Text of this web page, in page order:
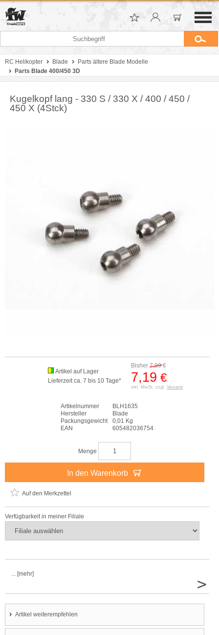
RC Helikopter Blade
Parts ältere Blade Modelle
Parts Blade 400/450 3D
Kugelkopf lang - 330 S / 330 X / 400 / 450 /
450 X (4Stck)
Bisher 7,99€
7,19 €
inkl. MwSt. zzgl. Versand
Artikel auf Lager
Lieferzeit ca. 7 bis 10 Tage*
Artikelnummer
BLH1635
Hersteller
Blade
Packungsgewicht
0,01 Kg
EAN
605482036754
Menge
In den Warenkorb
Auf den Merkzettel
Verfügbarkeit in meiner Filiale
... [mehr]
>
Artikel weiterempfehlen